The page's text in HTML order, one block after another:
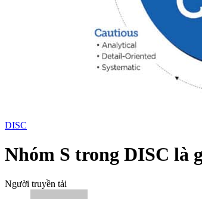
DISC
Nhóm S trong DISC là
Người truyền tải